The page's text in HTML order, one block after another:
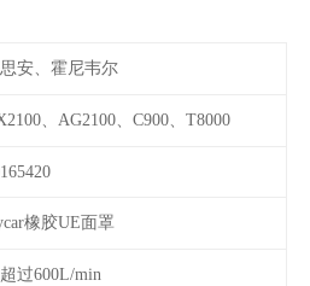
安、霍尼韦尔
、AG2100、C900、T8000
橡胶UE面罩
过600L/min